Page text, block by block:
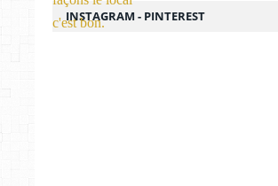
INSTAGRAM - PINTEREST